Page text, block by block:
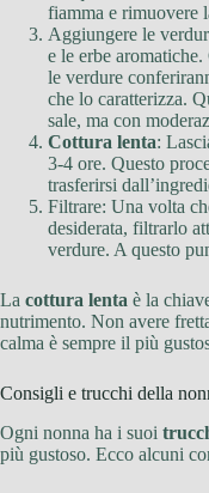
fiamma e rimuovere
Aggiungere le
e le erbe
le verdure
che lo caratterizza.
sale, ma con
Cottura lenta:
3-4 ore. Questo
trasferirsi
Filtrare: Una volta
desiderata, filtrarlo
verdure. A questo
La cottura lenta è la
nutrimento. Non avere
calma è sempre il più
Consigli e trucchi della
Ogni nonna ha i suoi
più gustoso. Ecco alcuni